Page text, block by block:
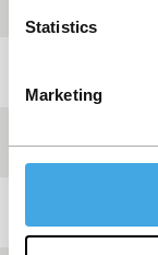
Statistics
Marketing
Festivaleditie